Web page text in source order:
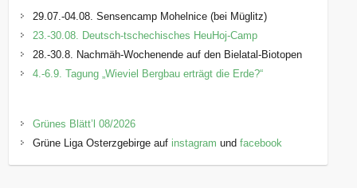
29.07.-04.08. Sensencamp Mohelnice (bei Müglitz)
23.-30.08. Deutsch-tschechisches HeuHoj-Camp
28.-30.8. Nachmäh-Wochenende auf den Bielatal-Biotopen
4.-6.9. Tagung „Wieviel Bergbau erträgt die Erde?“
Grünes Blätt’l 08/2026
Grüne Liga Osterzgebirge auf instagram undfacebook